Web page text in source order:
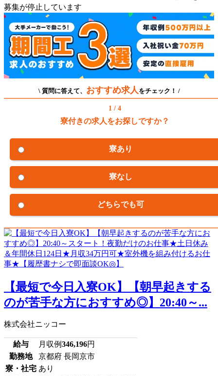
募集が停止しています
\ 質問に答えて、 おすすめ求人 をチェック！ /
1 / 4
寮付きの求人をお探しですか？
寮あり
寮なし
どちらでも可
【最短で今日入寮OK】【朝早起きする
のが苦手な方におすすめ◎】20:40～...
株式会社ニッコー
給与 月収例346,196円
勤務地
京都府 長岡京市
寮・社宅 あり